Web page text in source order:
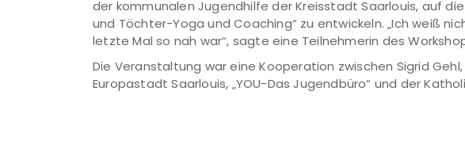
der kommunalen Jugendhilfe der Kreisstadt Saarlouis, auf
und Töchter-Yoga und Coaching“ zu entwickeln. „Ich weiß
letzte Mal so nah war“, sagte eine Teilnehmerin des
Die Veranstaltung war eine Kooperation zwischen Sigrid
Europastadt Saarlouis, „YOU-Das Jugendbüro“ und der